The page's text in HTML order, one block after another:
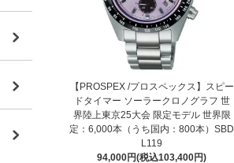
【PROSPEX /プロスペックス】スピー
ドタイマー ソーラークロノグラフ 世
界陸上東京25大会 限定モデル 世界限
定：6,000本（うち国内：800本）SBD
L119
94,000円(税込103,400円)